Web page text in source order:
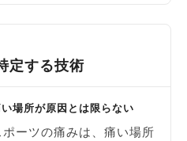
定する技術
場所が原因とは限らない
ポーツの痛みは、痛い場所